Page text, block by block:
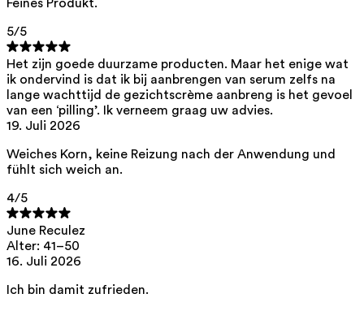
Dieses Produkt kann während der Schwangerschaft sicher verwendet
werden.
Unsere Inhaltsstoffe werden mit größter Sorgfalt ausgewählt und sind
sicher für empfindliche Haut, hypoallergen, nicht komedogen und
Außerdem sind sie frei von hormonell wirksamen*, krebserregenden,
mutagenen oder das Immunsystem beeinträchtigenden**
nachgewiesener Wirksamkeit, die sich schnell biologisch abbauen.
*ED Lists. (2024).
Chemikalienagentur (ECHA).
restricted-under-reach
Feines Produkt.
5/5
Het zijn goede duurzame producten. Maar het enige wat
ik ondervind is dat ik bij aanbrengen van serum zelfs na
lange wachttijd de gezichtscrème aanbreng is het gevoel
van een ‘pilling’. Ik verneem graag uw advies.
19. Juli 2026
Weiches Korn, keine Reizung nach der Anwendung und
fühlt sich weich an.
4/5
June Reculez
Alter: 41–50
16. Juli 2026
Ich bin damit zufrieden.